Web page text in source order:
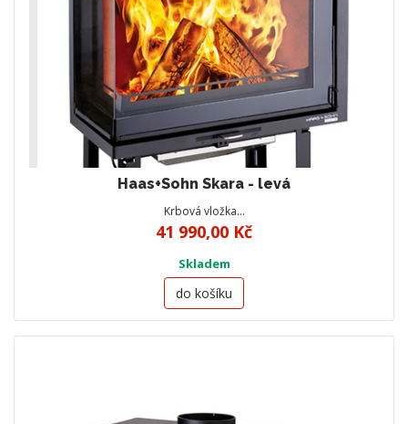
Haas+Sohn Skara - levá
Krbová vložka…
41 990,00 Kč
Skladem
do košíku